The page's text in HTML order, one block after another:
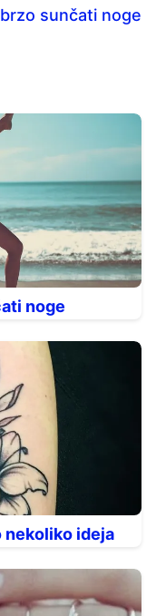
brzo sunčati noge
noge
nekoliko ideja